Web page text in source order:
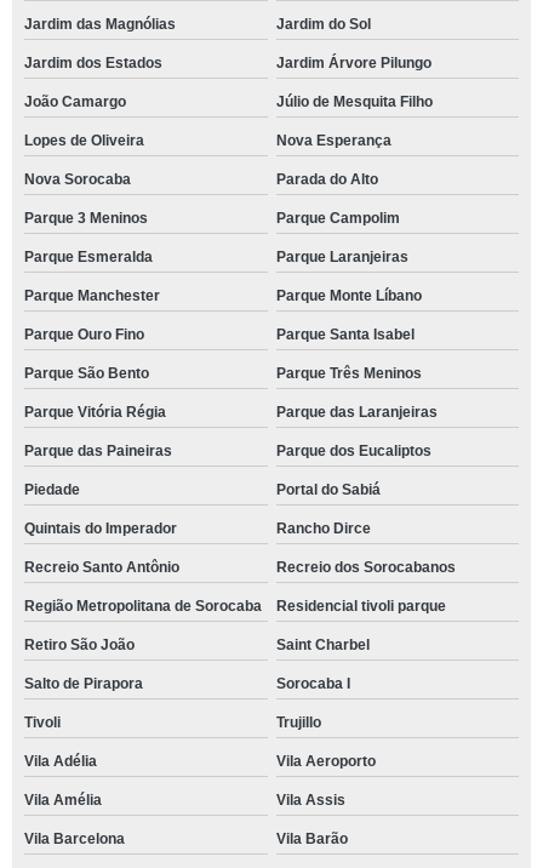
Jardim das Magnólias Jardim do Sol
Jardim dos Estados Jardim Árvore Pilungo
João Camargo Júlio de Mesquita Filho
Lopes de Oliveira Nova Esperança
Nova Sorocaba Parada do Alto
Parque 3 Meninos Parque Campolim
Parque Esmeralda Parque Laranjeiras
Parque Manchester Parque Monte Líbano
Parque Ouro Fino Parque Santa Isabel
Parque São Bento Parque Três Meninos
Parque Vitória Régia Parque das Laranjeiras
Parque das Paineiras Parque dos Eucaliptos
Piedade Portal do Sabiá
Quintais do Imperador Rancho Dirce
Recreio Santo Antônio Recreio dos Sorocabanos
Região Metropolitana de Sorocaba Residencial tivoli parque
Retiro São João Saint Charbel
Salto de Pirapora Sorocaba I
Tivoli Trujillo
Vila Adélia Vila Aeroporto
Vila Amélia Vila Assis
Vila Barcelona Vila Barão